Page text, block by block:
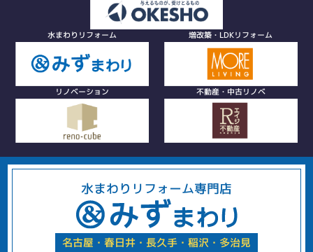
水まわりリフォーム 増改築・LDKリフォーム
リノベーション 不動産・中古リノベ
水まわりリフォーム専門店
名古屋・春日井・長久手・稲沢・多治見